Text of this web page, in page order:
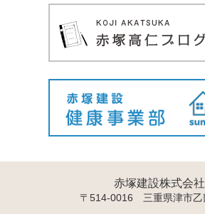
赤塚建設株式会社
〒514-0016 三重県津市乙